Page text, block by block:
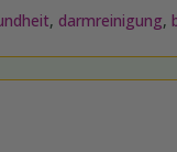
, darmreinigung,